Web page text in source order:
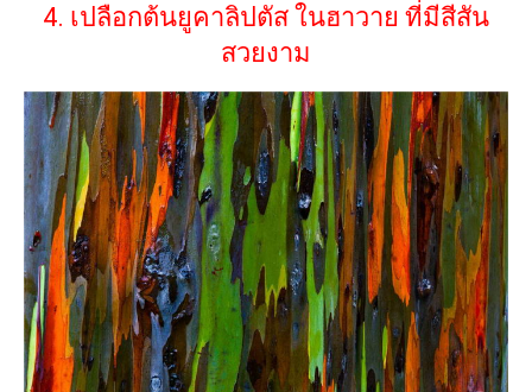
4. เปลือกต้นยูคาลิปตัส ในฮาวาย ที่มีสีสัน
สวยงาม